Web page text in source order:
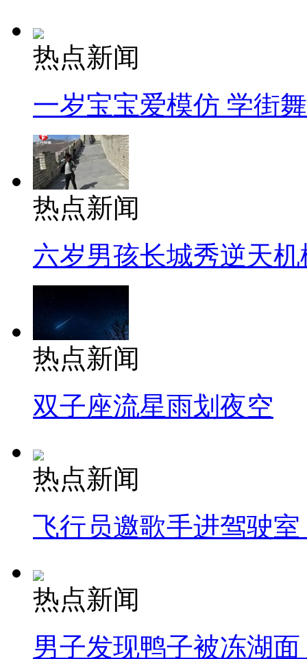
热点新闻
一岁宝宝爱模仿 学街
热点新闻
六岁男孩长城秀逆天机
热点新闻
双子座流星雨划夜空
热点新闻
飞行员邀歌手进驾驶
热点新闻
男子发现鸭子被冻湖